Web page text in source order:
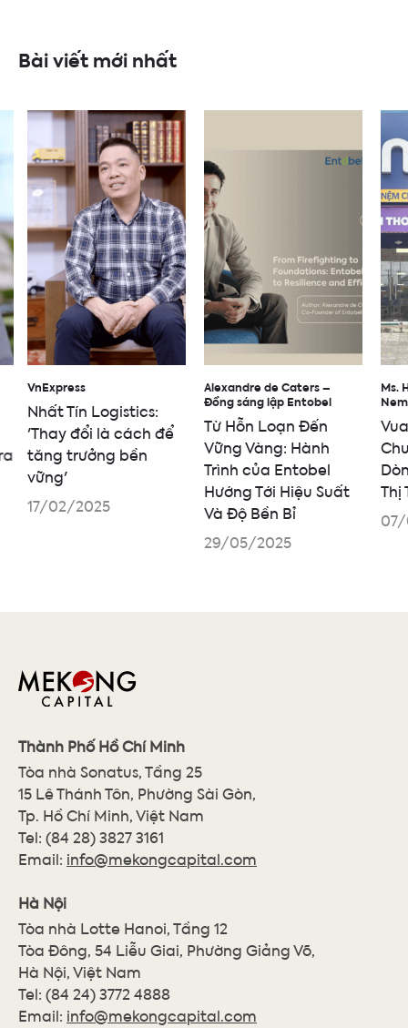
Bài viết mới nhất
VnExpress
Nhất Tín Logistics:
'Thay đổi là cách để
tăng trưởng bền
vững'
17/02/2025
Alexandre de Caters –
Đồng sáng lập Entobel
Từ Hỗn Loạn Đến
Vững Vàng: Hành
Trình của Entobel
Hướng Tới Hiệu Suất
Và Độ Bền Bỉ
29/05/2025
Ms.
Nem
Thị
Thành Phố Hồ Chí Minh
Tòa nhà Sonatus, Tầng 25
15 Lê Thánh Tôn, Phường Sài Gòn,
Tp. Hồ Chí Minh, Việt Nam
Tel: (84 28) 3827 3161
Email: info@mekongcapital.com
Hà Nội
Tòa nhà Lotte Hanoi, Tầng 12
Tòa Đông, 54 Liễu Giai, Phường Giảng Võ,
Hà Nội, Việt Nam
Tel: (84 24) 3772 4888
Email: info@mekongcapital.com